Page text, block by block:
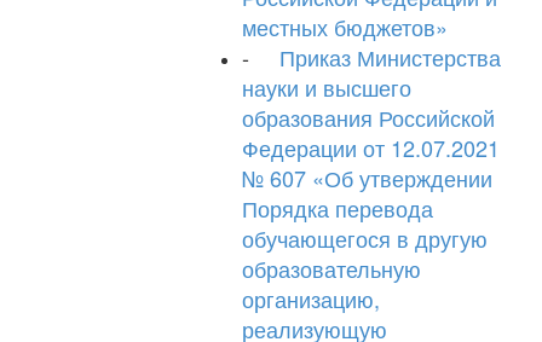
местных бюджетов»
- Приказ Министерства
науки и высшего
образования Российской
Федерации от 12.07.2021
№ 607 «Об утверждении
Порядка перевода
обучающегося в другую
образовательную
организацию,
реализующую